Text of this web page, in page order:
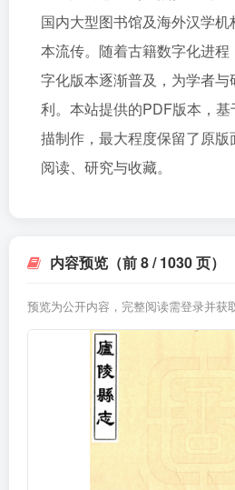
国内大型图书馆及海外汉学
本流传。随着古籍数字化进
字化版本逐渐普及，为学者
利。本站提供的PDF版本，
描制作，最大程度保留了原
阅读、研究与收藏。
内容预览（前 8 / 1030 页）
预览为公开内容，完整阅读需登录并获